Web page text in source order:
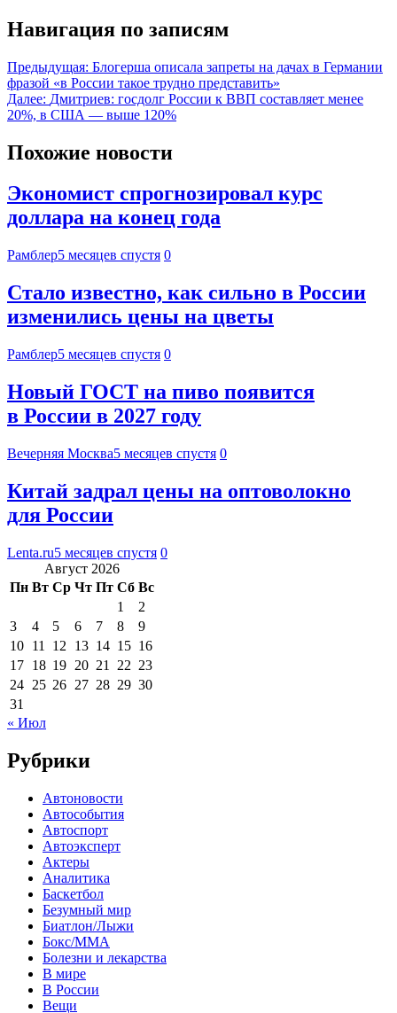
Навигация по записям
Предыдущая: Блогерша описала запреты на дачах в Германии
фразой «в России такое трудно представить»
Далее: Дмитриев: госдолг России к ВВП составляет менее
20%, в США — выше 120%
Похожие новости
Экономист спрогнозировал курс
доллара на конец года
Рамблер5 месяцев спустя 0
Стало известно, как сильно в России
изменились цены на цветы
Рамблер5 месяцев спустя 0
Новый ГОСТ на пиво появится
в России в 2027 году
Вечерняя Москва5 месяцев спустя 0
Китай задрал цены на оптоволокно
для России
Lenta.ru5 месяцев спустя 0
Август 2026
Пн Вт Ср Чт Пт Сб Вс
1
2
3
4 5 6 7 8
9
10 11 12 13 14 15 16
17 18 19 20 21 22 23
24 25 26 27 28 29 30
31
« Июл
Рубрики
Автоновости
Автособытия
Автоспорт
Автоэксперт
Актеры
Аналитика
Баскетбол
Безумный мир
Биатлон/Лыжи
Бокс/MMA
Болезни и лекарства
В мире
В России
Вещи